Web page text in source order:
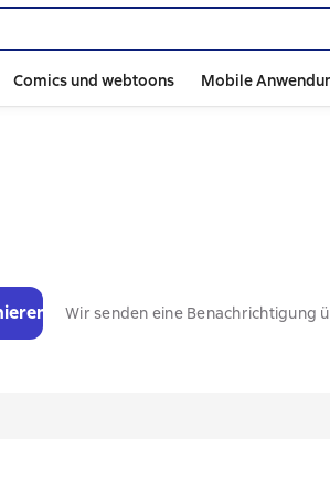
Comics und webtoons Mobile
Wir senden eine Benachrichtigung